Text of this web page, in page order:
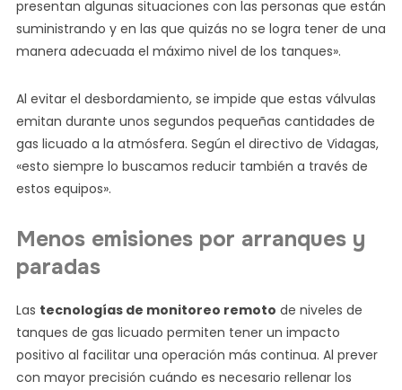
presentan algunas situaciones con las personas que están
suministrando y en las que quizás no se logra tener de una
manera adecuada el máximo nivel de los tanques».
Al evitar el desbordamiento, se impide que estas válvulas
emitan durante unos segundos pequeñas cantidades de
gas licuado a la atmósfera. Según el directivo de Vidagas,
«esto siempre lo buscamos reducir también a través de
estos equipos».
Menos emisiones por arranques y
paradas
Las tecnologías de monitoreo remoto de niveles de
tanques de gas licuado permiten tener un impacto
positivo al facilitar una operación más continua. Al prever
con mayor precisión cuándo es necesario rellenar los